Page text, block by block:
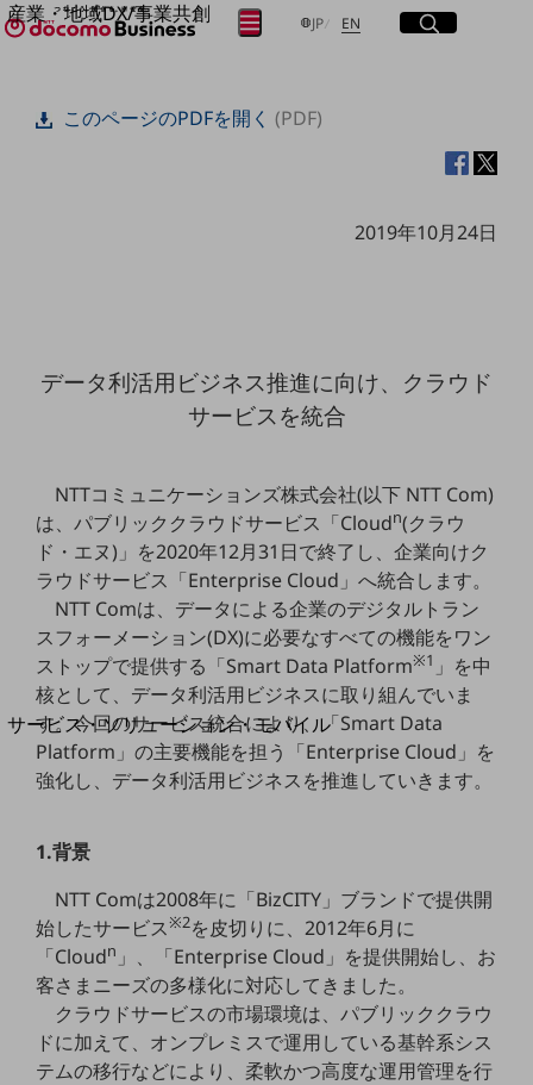
産業・地域DX/事業共創
OPEN HUB for Plural Futures
OPEN HUB for Plural Futuresとは
Smart Healthcare
Smart Industry
地域社会を支える皆さまと地域課題の解決や
地域経済のさらなる活性化に取り組みます
自治体・地域社会との共創
LGPF(Local Government Platform)
別ウィンドウで開きます
サービス・ソリューション・モバイル
サービス・ソリューションTOP
DXに関する課題を解決する
カテゴリーで探す
カテゴリーで探すTOP
ネットワーク・モバイル
クラウド・データセンター
電話・映像コミュニケーション
セキュリティ
JP日本語
EN Englishサイト内検索
開く
メニュー
開く
フリーワードを入力して探す
検索する
このページのPDFを開く(PDF)
2019年10月24日
データ利活用ビジネス推進に向け、クラウド
サービスを統合
NTTコミュニケーションズ株式会社(以下 NTT Com)
は、パブリッククラウドサービス「Cloudn(クラウ
ド・エヌ)」を2020年12月31日で終了し、企業向けク
ラウドサービス「Enterprise Cloud」へ統合します。
NTT Comは、データによる企業のデジタルトラン
スフォーメーション(DX)に必要なすべての機能をワン
ストップで提供する「Smart Data Platform※1 」を中
核として、データ利活用ビジネスに取り組んでいま
す。今回のサービス統合により、「Smart Data
Platform」の主要機能を担う「Enterprise Cloud」を
強化し、データ利活用ビジネスを推進していきます。
1.背景
NTT Comは2008年に「BizCITY」ブランドで提供開
始したサービス※2を皮切りに、2012年6月に
「Cloudn 」、「Enterprise Cloud」を提供開始し、お
客さまニーズの多様化に対応してきました。
クラウドサービスの市場環境は、パブリッククラウ
ドに加えて、オンプレミスで運用している基幹系シス
テムの移行などにより、柔軟かつ高度な運用管理を行